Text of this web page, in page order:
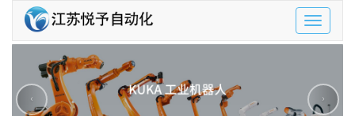
Toggle
‹ ›